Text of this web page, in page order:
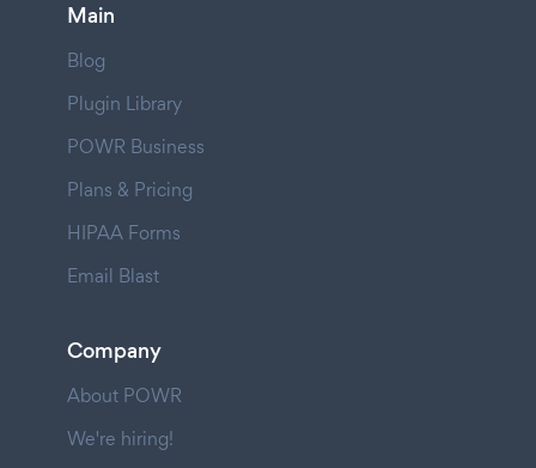
Main
Blog
Plugin Library
POWR Business
Plans & Pricing
HIPAA Forms
Email Blast
Company
About POWR
We're hiring!